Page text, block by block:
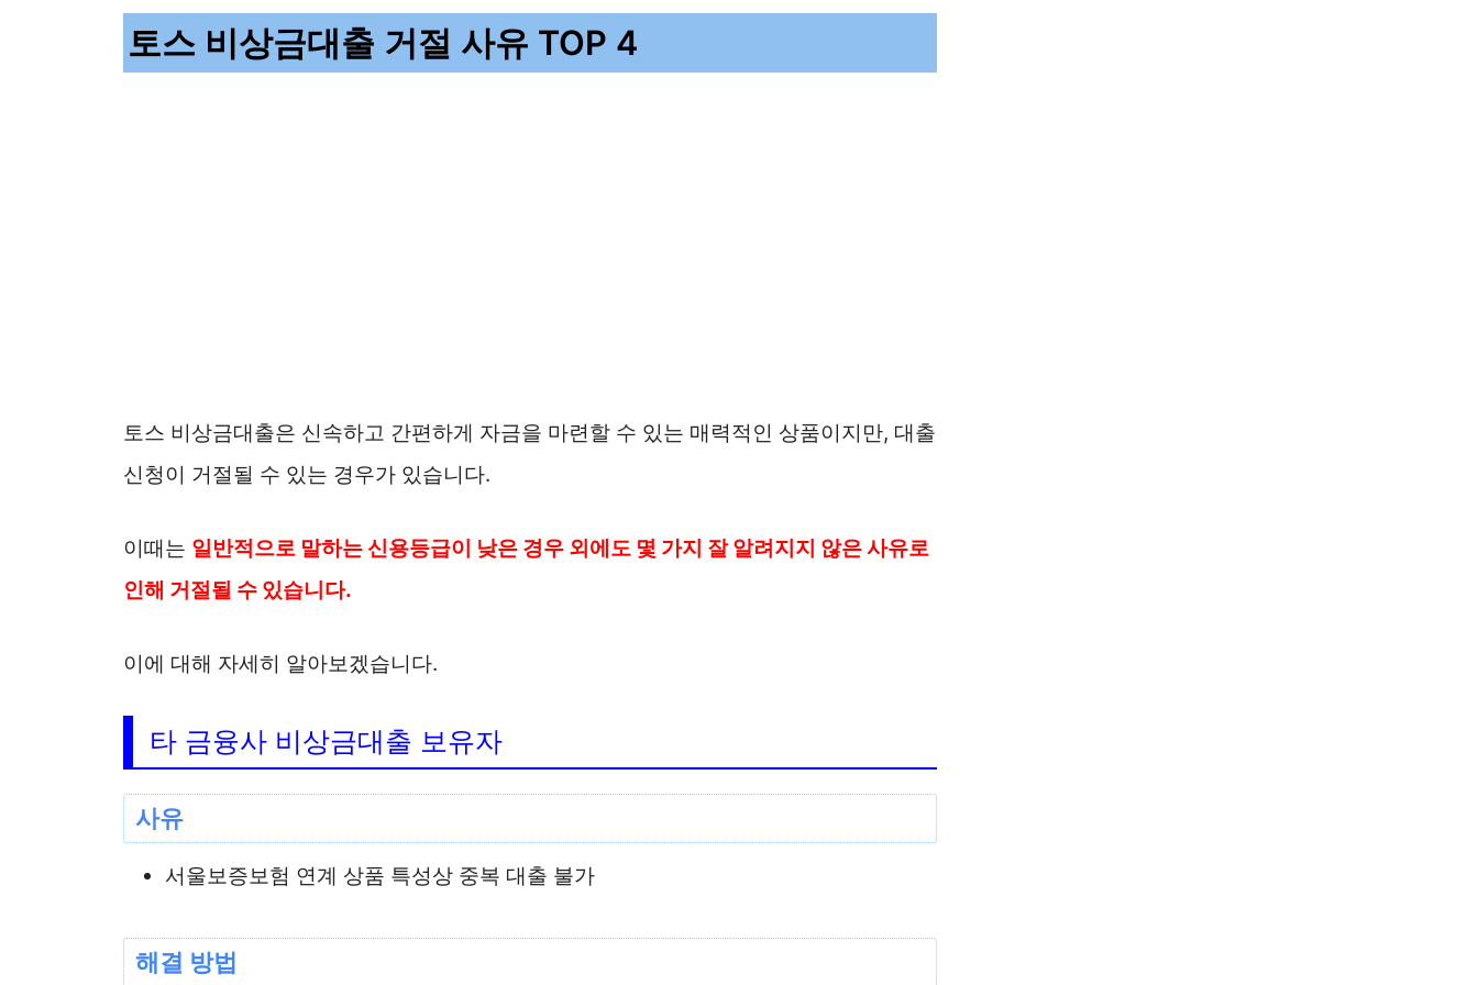
토스 비상금대출 거절 사유 TOP 4
토스 비상금대출은 신속하고 간편하게 자금을 마련할 수 있는 매력적인 상품이지만, 대출
신청이 거절될 수 있는 경우가 있습니다.
이때는 일반적으로 말하는 신용등급이 낮은 경우 외에도 몇 가지 잘 알려지지 않은 사유로
인해 거절될 수 있습니다.
이에 대해 자세히 알아보겠습니다.
타 금융사 비상금대출 보유자
사유
서울보증보험 연계 상품 특성상 중복 대출 불가
해결 방법